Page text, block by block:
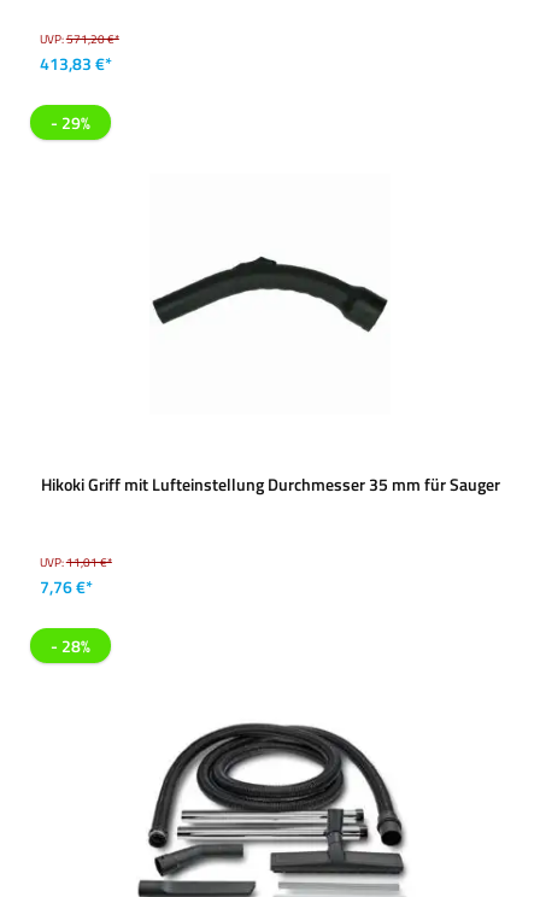
UVP:571,20 €*
413,83 €*
- 29%
Hikoki Griff mit Lufteinstellung Durchmesser 35 mm für Sauger
UVP:11,01 €*
7,76 €*
- 28%